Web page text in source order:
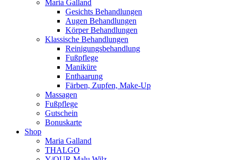
Maria Galland
Gesichts Behandlungen
Augen Behandlungen
Körper Behandlungen
Klassische Behandlungen
Reinigungsbehandlung
Fußpflege
Maniküre
Enthaarung
Färben, Zupfen, Make-Up
Massagen
Fußpflege
Gutschein
Bonuskarte
Shop
Maria Galland
THALGO